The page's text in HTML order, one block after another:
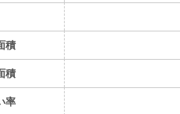
積
積
率